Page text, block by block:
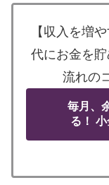
【収入を増
代にお金を
流れの
毎月、
る！